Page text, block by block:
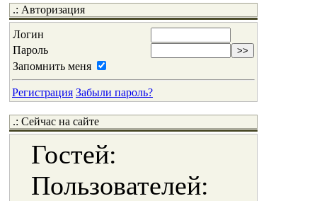
.: Авторизация
Логин
Пароль
Запомнить меня
Регистрация Забыли пароль?
.: Сейчас на сайте
Гостей:
Пользователей: